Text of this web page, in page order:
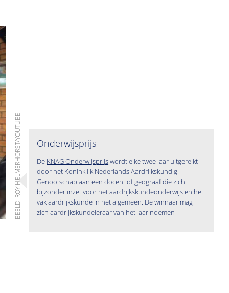
BEELD: ROY HELMERHORST/YOUTUBE Onderwijsprijs
De KNAG Onderwijsprijswordt elke twee jaar uitgereikt
door het Koninklijk Nederlands Aardrijkskundig
Genootschap aan een docent of geograaf die zich
bijzonder inzet voor het aardrijkskundeonderwijs en het
vak aardrijkskunde in het algemeen. De winnaar mag
zich aardrijkskundeleraar van het jaar noemen